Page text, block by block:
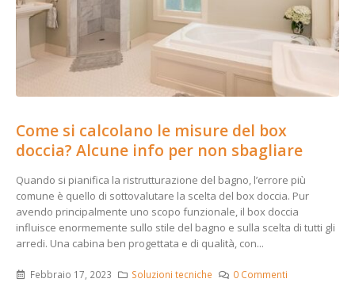
Come si calcolano le misure del box
doccia? Alcune info per non sbagliare
Quando si pianifica la ristrutturazione del bagno, l’errore più
comune è quello di sottovalutare la scelta del box doccia. Pur
avendo principalmente uno scopo funzionale, il box doccia
influisce enormemente sullo stile del bagno e sulla scelta di tutti gli
arredi. Una cabina ben progettata e di qualità, con...
Febbraio 17, 2023 Soluzioni tecniche 0 Commenti